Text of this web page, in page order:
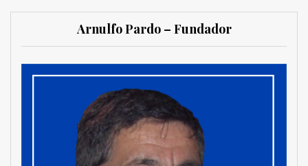
Arnulfo Pardo – Fundador